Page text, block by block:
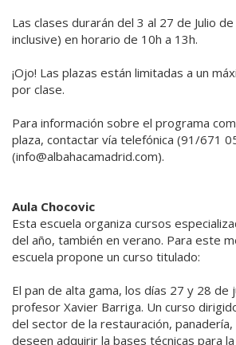
Las clases durarán del 3 al 27 de Julio
inclusive) en horario de 10h a 13h.
¡Ojo! Las plazas están limitadas a un
por clase.
Para información sobre el programa
plaza, contactar vía telefónica (91/671
(info@albahacamadrid.com).
Aula Chocovic
Esta escuela organiza cursos
del año, también en verano. Para este
escuela propone un curso titulado:
El pan de alta gama, los días 27 y 28 de
profesor Xavier Barriga. Un curso
del sector de la restauración,
deseen adquirir la bases técnicas para